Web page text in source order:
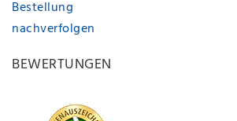
Bestellung
nachverfolgen
BEWERTUNGEN